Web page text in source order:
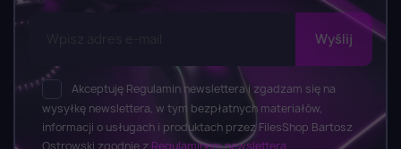
Akceptuję Regulamin newslettera i zgadzam się na
wysyłkę newslettera, w tym bezpłatnych materiałów,
informacji o usługach i produktach przez FilesShop Bartosz
Ostrowski zgodnie z Regulaminem newslettera.